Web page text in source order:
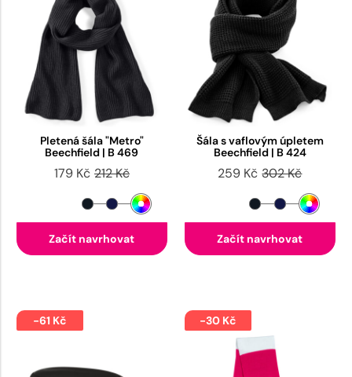
Pletená šála "Metro"
Beechfield | B 469
179 Kč 212 Kč
Začít navrhovat
Šála s vaflovým úpletem
Beechfield | B 424
259 Kč 302 Kč
Začít navrhovat
-61 Kč -30 Kč